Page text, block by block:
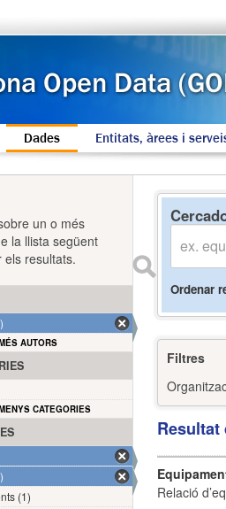
Dades Entitats, àrees i
Ordenar
Filtres
Resultat
Relació
un o més
la llista següent
els resultats.
AUTORS
CATEGORIES
(1)